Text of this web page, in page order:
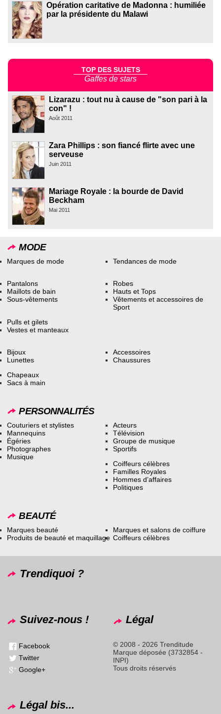
Opération caritative de Madonna : humiliée
par la présidente du Malawi
TOP DES SUJETS
Gaffes de stars
Lizarazu : tout nu à cause de "son pari à la
con" !
Août 2011
Zara Phillips : son fiancé flirte avec une
serveuse
Juin 2011
Mariage Royale : la bourde de David
Beckham
Mai 2011
MODE
Marques de mode Tendances de mode
Pantalons
Maillots de bain
Sous-vêtements
Robes
Hauts et Tops
Vêtements et accessoires de
Sport
Pulls et gilets
Vestes et manteaux
Bijoux
Lunettes
Accessoires
Chaussures
Chapeaux
Sacs à main
PERSONNALITÉS
Couturiers et stylistes
Mannequins
Égéries
Photographes
Musique
Acteurs
Télévision
Groupe de musique
Sportifs
Coiffeurs célèbres
Familles Royales
Hommes d’affaires
Politiques
BEAUTÉ
Marques beauté
Produits de beauté et maquillage
Marques et salons de coiffure
Coiffeurs célèbres
Trendiquoi ?
Suivez-nous !
Facebook
Twitter
Google+
Légal
© 2008 - 2026 Trenditude
Marque déposée (3732854 -
INPI)
Tous droits réservés
Légal bis...